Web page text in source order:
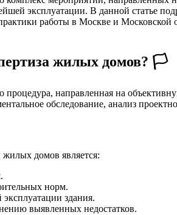
эксплуатации. В данной статье
работы в Москве и Московской
жилых домов? 🏳️
направленная на
обследование, анализ
домов является:
норм.
здания.
выявленных недостатков.